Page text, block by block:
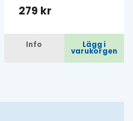
279 kr
Info Lägg i
varukorgen